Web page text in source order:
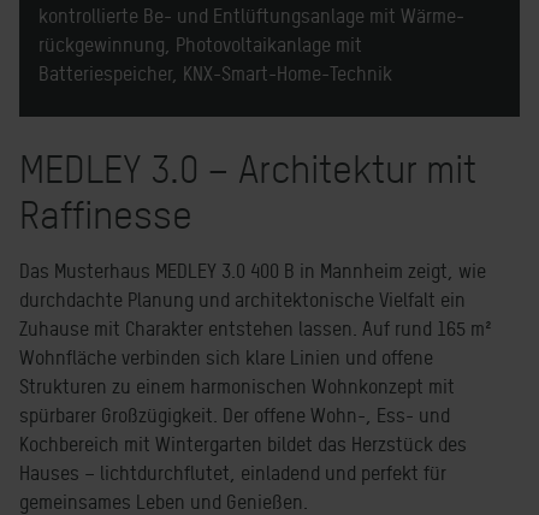
kontrollierte Be- und Entlüftungsanlage mit Wärme­
rückgewinnung, Photovoltaikanlage mit
Batteriespeicher, KNX-Smart-Home-Technik
MEDLEY 3.0 – Architektur mit
Raffinesse
Das Musterhaus MEDLEY 3.0 400 B in Mannheim zeigt, wie
durchdachte Planung und architektonische Vielfalt ein
Zuhause mit Charakter entstehen lassen. Auf rund 165 m²
Wohnfläche verbinden sich klare Linien und offene
Strukturen zu einem harmonischen Wohnkonzept mit
spürbarer Großzügigkeit. Der offene Wohn-, Ess- und
Kochbereich mit Wintergarten bildet das Herzstück des
Hauses – lichtdurchflutet, einladend und perfekt für
gemeinsames Leben und Genießen.